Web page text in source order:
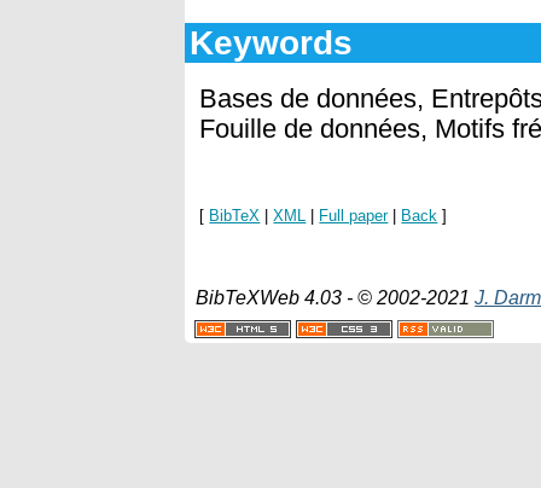
Keywords
Bases de données,
Fouille de données, Motifs
[ BibTeX |XML Full paper| Back ]
BibTeXWeb 4.03 - © 2002-2021J.